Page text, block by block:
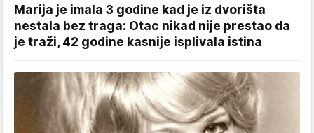
Marija je imala 3 godine kad je iz dvorišta
nestala bez traga: Otac nikad nije prestao da
je traži, 42 godine kasnije isplivala istina